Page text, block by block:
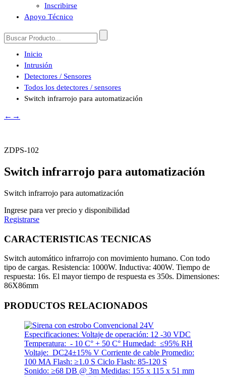
Inscribirse
Apoyo Técnico
Inicio
Intrusión
Detectores / Sensores
Todos los detectores / sensores
Switch infrarrojo para automatización
← →
ZDPS-102
Switch infrarrojo para automatización
Switch infrarrojo para automatización
Ingrese para ver precio y disponibilidad
Registrarse
CARACTERISTICAS TECNICAS
Switch automático infrarrojo con movimiento humano. Con todo
tipo de cargas. Resistencia: 1000W. Inductiva: 400W. Tiempo de
respuesta: 16s. El mayor tiempo de respuesta es 350s. Dimensiones:
86X86mm
PRODUCTOS RELACIONADOS